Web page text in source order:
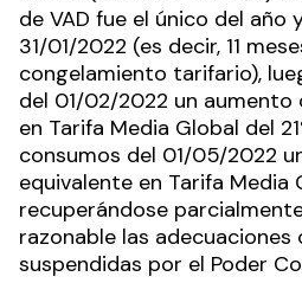
de VAD fue el único del año
31/01/2022 (es decir, 11
congelamiento tarifario),
del 01/02/2022 un aumento
en Tarifa Media Global del
consumos del 01/05/2022
equivalente en Tarifa Media
recuperándose
razonable las
suspendidas por el Poder